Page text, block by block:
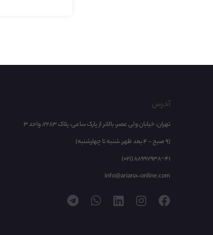
آدرس
تهران، خیابان ولی عصر، بالاتر از پارک ساعی، پلاک 2283، واحد 3
(9 صبح - 4 بعد ظهر, شنبه تا چهارشنبه)
(021) 88997938~41
info@ariana-online.com